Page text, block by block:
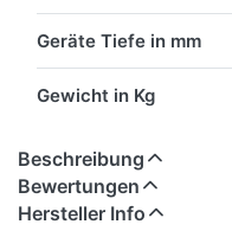
Geräte Tiefe in mm
Gewicht in Kg
Beschreibung
Bewertungen
Hersteller Info